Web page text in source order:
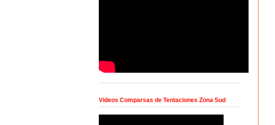
Videos Comparsas de Tentaciones Zona Sud